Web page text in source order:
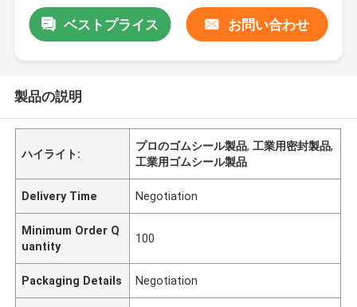
ベストプライス お問い合わせ
製品の説明
ハイライト:
プロのゴムシール製品,工業用密封製品,
工業用ゴムシール製品
Delivery Time Negotiation
Minimum Order Q
uantity
100
Packaging Details Negotiation